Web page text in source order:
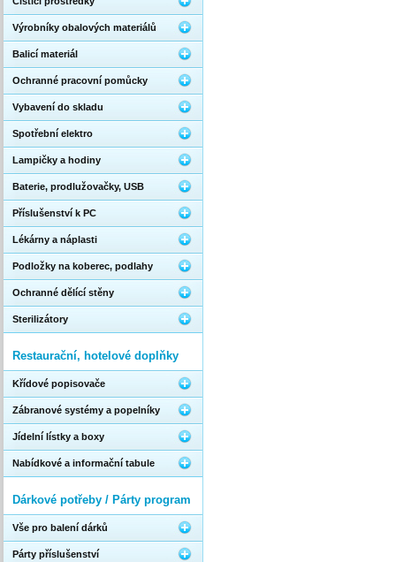
Výrobníky obalových materiálů
Balicí materiál
Ochranné pracovní pomůcky
Vybavení do skladu
Spotřební elektro
Lampičky a hodiny
Baterie, prodlužovačky, USB
Příslušenství k PC
Lékárny a náplasti
Podložky na koberec, podlahy
Ochranné dělící stěny
Sterilizátory
Restaurační, hotelové doplňky
Křídové popisovače
Zábranové systémy a popelníky
Jídelní lístky a boxy
Nabídkové a informační tabule
Dárkové potřeby / Párty program
Vše pro balení dárků
Párty příslušenství